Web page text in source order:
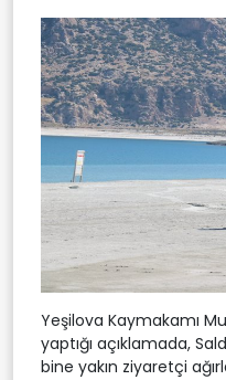
Yeşilova Kaymakamı
yaptığı açıklamada,
bine yakın ziyaretçi